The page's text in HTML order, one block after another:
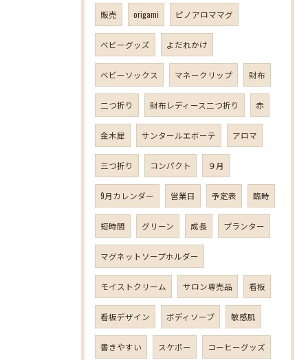
販売 origami ピノアロママグ
ベビーグッズ よだれかけ
ベビーソックス マネークリップ 財布
二つ折り 財布レディース二つ折り 赤
金木犀 サンタールエボーテ アロマ
三つ折り コンパクト ９月
9月カレンダー 営業日 予定表 臨時
短時間 グリーン 成長 プランター
マグネットソープホルダー
モイストクリーム サロン専売品 看板
看板デザイン ボディソープ 敏感肌
書きやすい スケボー コーヒーグッズ